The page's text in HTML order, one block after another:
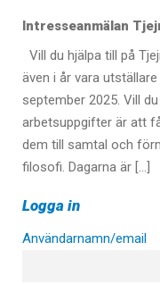
Intresseanmälan
Vill du hjälpa till på
även i år vara
september 2025. Vill
arbetsuppgifter är att
dem till samtal och
filosofi. Dagarna är […]
Logga in
Användarnamn/email